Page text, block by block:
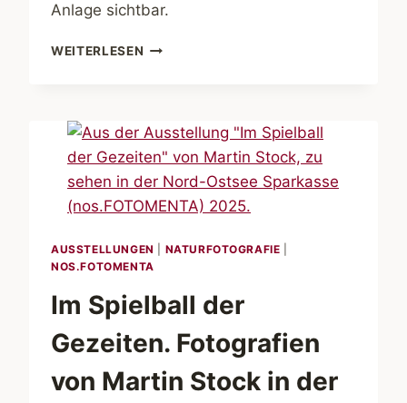
Anlage sichtbar.
WEITERLESEN HAMMERSHUS.
ORDEUROPAS
AUSSTELLUNGEN NATURFOTOGRAFIE
NOS.FOTOMENTA
Im Spielball der
Gezeiten. Fotografien
von Martin Stock in der